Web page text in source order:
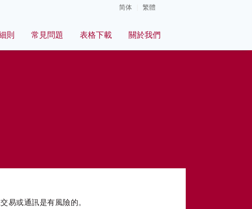
简体 繁體
則 常見問題 表格下載 關於我們
易或通訊是有風險的。